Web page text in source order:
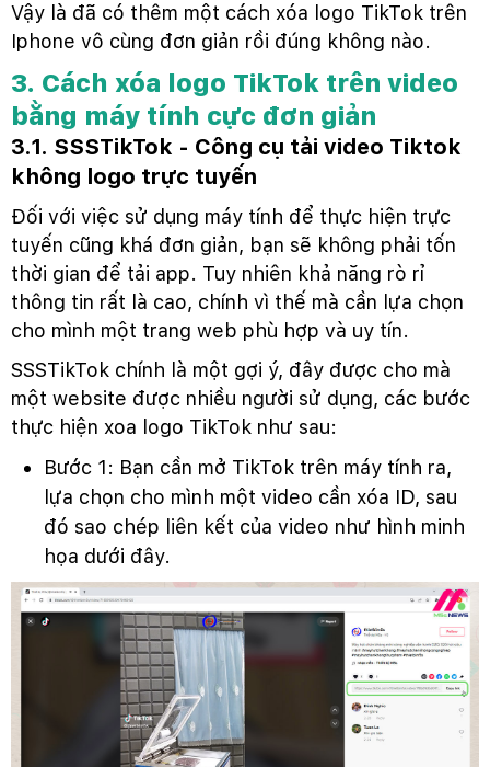
Vậy là đã có thêm một cách xóa logo TikTok trên
Iphone vô cùng đơn giản rồi đúng không nào.
3. Cách xóa logo TikTok trên video
bằng máy tính cực đơn giản
3.1. SSSTikTok - Công cụ tải video Tiktok
không logo trực tuyến
Đối với việc sử dụng máy tính để thực hiện trực
tuyến cũng khá đơn giản, bạn sẽ không phải tốn
thời gian để tải app. Tuy nhiên khả năng rò rỉ
thông tin rất là cao, chính vì thế mà cần lựa chọn
cho mình một trang web phù hợp và uy tín.
SSSTikTok chính là một gợi ý, đây được cho mà
một website được nhiều người sử dụng, các bước
thực hiện xoa logo TikTok như sau:
Bước 1: Bạn cần mở TikTok trên máy tính ra,
lựa chọn cho mình một video cần xóa ID, sau
đó sao chép liên kết của video như hình minh
họa dưới đây.